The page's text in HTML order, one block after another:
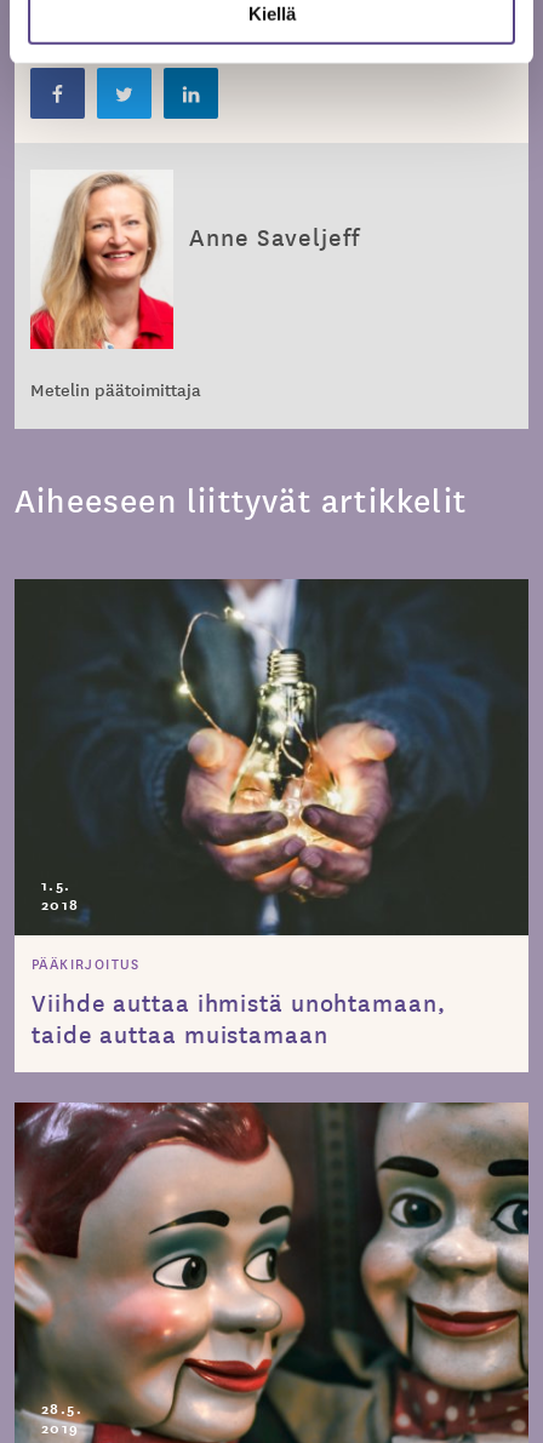
Kiellä
Anne Saveljeff
Metelin päätoimittaja
Aiheeseen liittyvät artikkelit
1.5.
2018
PÄÄKIRJOITUS
Viihde auttaa ihmistä unohtamaan,
taide auttaa muistamaan
28.5.
2019